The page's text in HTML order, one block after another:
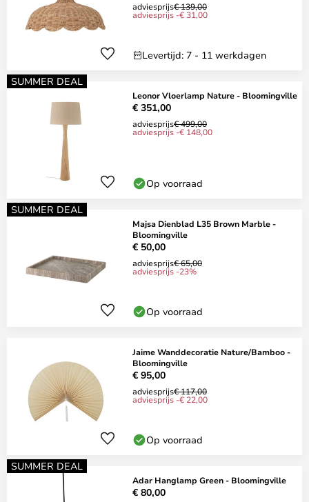
adviesprijs€ 139,00
adviesprijs -€ 31,00
Levertijd: 7 - 11 werkdagen
SUMMER DEAL
Leonor Vloerlamp Nature - Bloomingville
€ 351,00
adviesprijs€ 499,00
adviesprijs -€ 148,00
Op voorraad
SUMMER DEAL
Majsa Dienblad L35 Brown Marble -
Bloomingville
€ 50,00
adviesprijs€ 65,00
adviesprijs -23%
Op voorraad
Jaime Wanddecoratie Nature/Bamboo -
Bloomingville
€ 95,00
adviesprijs€ 117,00
adviesprijs -€ 22,00
Op voorraad
SUMMER DEAL
Adar Hanglamp Green - Bloomingville
€ 80,00